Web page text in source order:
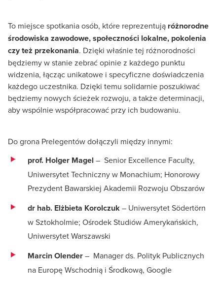
To miejsce spotkania osób, które reprezentują różnorodne
środowiska zawodowe, społeczności lokalne, pokolenia
czy też przekonania. Dzięki właśnie tej różnorodności
będziemy w stanie zebrać opinie z każdego punktu
widzenia, łącząc unikatowe i specyficzne doświadczenia
każdego uczestnika. Dzięki temu solidarnie poszukiwać
będziemy nowych ścieżek rozwoju, a także determinacji,
aby wspólnie współpracować przy ich budowaniu.
Do grona Prelegentów dołączyli między innymi:
prof. Holger Magel – Senior Excellence Faculty,
Uniwersytet Techniczny w Monachium; Honorowy
Prezydent Bawarskiej Akademii Rozwoju Obszarów
dr hab. Elżbieta Korolczuk– Uniwersytet Södertörn
w Sztokholmie; Ośrodek Studiów Amerykańskich,
Uniwersytet Warszawski
Marcin Olender– Manager ds. Polityk Publicznych
na Europę Wschodnią i Środkową, Google